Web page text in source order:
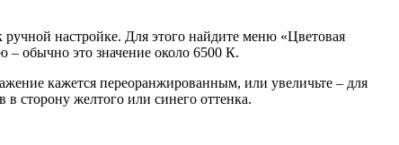
настройке. Для этого найдите меню «Цветовая
– обычно это значение около 6500 К.
кажется переоранжированным, или увеличьте – для
сторону желтого или синего оттенка.